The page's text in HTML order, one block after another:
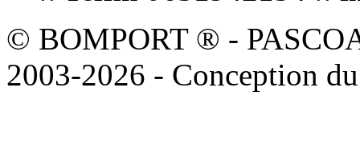
© BOMPORT ® -
2003-2026 - Conception